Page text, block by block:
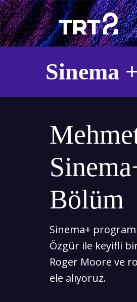
Sinema +
Bölüm
Sinema+
Özgür ile keyifli
Roger Moore ve
ele alıyoruz.